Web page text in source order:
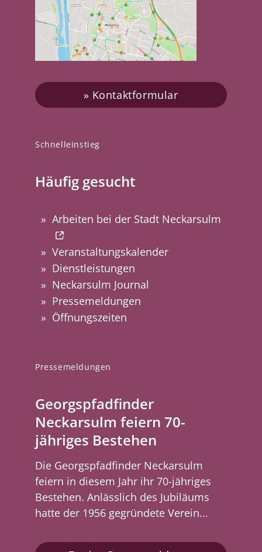
Pressemeldungen
Georgspfadfinder
Neckarsulm feiern 70-
jähriges Bestehen
Die Georgspfadfinder Neckarsulm
feiern in diesem Jahr ihr 70-jähriges
Bestehen. Anlässlich des Jubiläums
hatte der 1956 gegründete Verein...
Schnelleinstieg
Häufig gesucht
Arbeiten bei der Stadt Neckarsulm
Veranstaltungskalender
Dienstleistungen
Neckarsulm Journal
Pressemeldungen
Öffnungszeiten
Kontaktformular